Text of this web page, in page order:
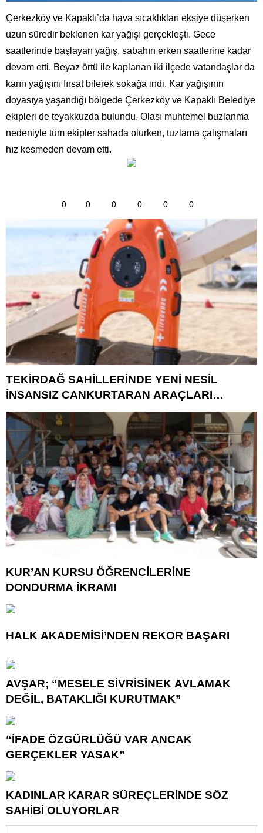
Çerkezköy ve Kapaklı’da hava sıcaklıkları eksiye düşerken
uzun süredir beklenen kar yağışı gerçekleşti. Gece
saatlerinde başlayan yağış, sabahın erken saatlerine kadar
devam etti. Beyaz örtü ile kaplanan iki ilçede vatandaşlar da
karın yağışını fırsat bilerek sokağa indi. Kar yağışının
doyasıya yaşandığı bölgede Çerkezköy ve Kapaklı Belediye
ekipleri de teyakkuzda bulundu. Olası muhtemel buzlanma
nedeniyle tüm ekipler sahada olurken, tuzlama çalışmaları
hız kesmeden devam etti.
0 0 0 0 0 0
TEKİRDAĞ SAHİLLERİNDE YENİ NESİL
İNSANSIZ CANKURTARAN ARAÇLARI
GÖREVDE
KUR’AN KURSU ÖĞRENCİLERİNE
DONDURMA İKRAMI
HALK AKADEMİSİ’NDEN REKOR BAŞARI
AVŞAR; “MESELE SİVRİSİNEK AVLAMAK
DEĞİL, BATAKLIĞI KURUTMAK”
“İFADE ÖZGÜRLÜĞÜ VAR ANCAK
GERÇEKLER YASAK”
KADINLAR KARAR SÜREÇLERİNDE SÖZ
SAHİBİ OLUYORLAR